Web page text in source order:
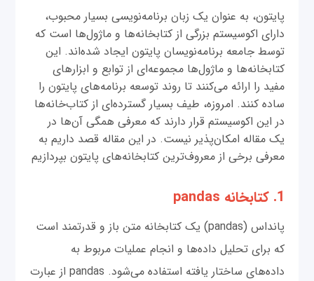
پایتون، به عنوان یک زبان برنامه‌نویسی بسیار محبوب،
دارای اکوسیستم بزرگی از کتابخانه‌ها و ماژول‌ها است که
توسط جامعه برنامه‌نویسان پایتون ایجاد شده‌اند. این
کتابخانه‌ها و ماژول‌ها مجموعه‌ای از توابع و ابزارهای
مفید را ارائه می‌کنند تا روند توسعه برنامه‌های پایتون را
ساده کنند. امروزه، طیف بسیار گسترده‌ای از کتاب‌خانه‌ها
در این اکوسیستم قرار دارند که معرفی همگی آن‌ها در
یک مقاله امکان‌پذیر نیست. در این مقاله قصد داریم به
معرفی برخی از معروف‌ترین کتابخانه‌های پایتون بپردازیم
1. کتابخانه pandas
پانداس (pandas) یک کتابخانه متن باز و قدرتمند است
که برای تحلیل داده‌ها و انجام عملیات مربوط به
داده‌های ساختار یافته استفاده می‌شود. pandas از عبارت